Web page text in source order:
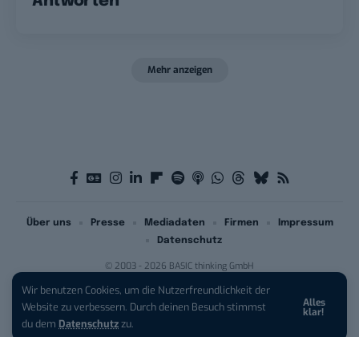
Wir benutzen Cookies, um die Nutzerfreundlichkeit der
Website zu verbessern. Durch deinen Besuch stimmst
du dem Datenschutzzu.
Alles
klar!
Mehr anzeigen
© 2003 - 2026 BASIC thinking GmbH
Über uns Presse Mediadaten Firmen
Impressum
Datenschutz
iPhone 17 Pro sichern:Für 1 € +
200 € Hardware-Bonus!